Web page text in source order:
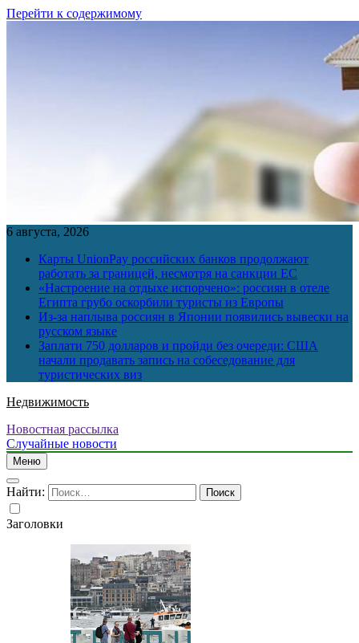
Перейти к содержимому
6 августа, 2026
Карты UnionPay российских банков продолжают
работать за границей, несмотря на санкции ЕС
«Настроение на отдыхе испорчено»: россиян в отеле
Египта грубо оскорбили туристы из Европы
Из-за наплыва россиян в Японии появились вывески на
русском языке
Заплати 750 долларов и пройди без очереди: США
начали продавать запись на собеседование для
туристических виз
Недвижимость
Новостная рассылка
Случайные новости
Меню
Найти:
Заголовки